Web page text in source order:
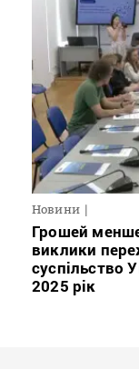
Новини
Грошей
виклики
суспільство
2025 рік